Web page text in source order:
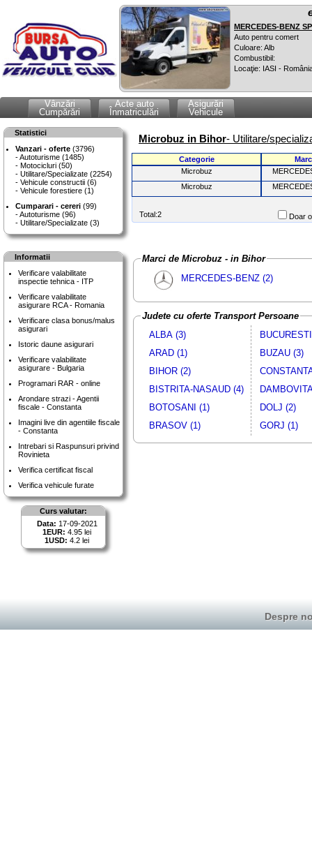
MERCEDES-BENZ
Auto pentru comert
Culoare: Alb
Combustibil:
Locaţie: IASI -
Vânzări
Cumpărări
Acte auto
Înmatriculări
Asigurări
Vehicule
Statistici
Vanzari - oferte (3796)
Autoturisme (1485)
Motocicluri (50)
Utilitare/Specializate (2254)
Vehicule constructii (6)
Vehicule forestiere (1)
Cumparari - cereri (99)
Autoturisme (96)
Utilitare/Specializate (3)
Informatii
Verificare valabilitate
inspectie tehnica - ITP
Verificare valabilitate
asigurare RCA - Romania
Verificare clasa bonus/malus
asigurari
Istoric daune asigurari
Verificare valabilitate
asigurare - Bulgaria
Programari RAR - online
Arondare strazi - Agentii
fiscale - Constanta
Imagini live din agentiile fiscale
- Constanta
Intrebari si Raspunsuri privind
Rovinieta
Verifica certificat fiscal
Verifica vehicule furate
Curs valutar:
Data: 17-09-2021
1EUR: 4.95 lei
1USD: 4.2 lei
Microbuz in Bihor- Utilitare/
Categorie
Microbuz
Microbuz
Total:2 Doar
Marci de Microbuz - in Bihor
MERCEDES-BENZ (2)
Judete cu oferte Transport Persoane
ALBA (3)
ARAD (1)
BIHOR (2)
BISTRITA-NASAUD (4)
BOTOSANI (1)
BRASOV (1)
BUZAU (3)
DOLJ (2)
GORJ (1)
Despre